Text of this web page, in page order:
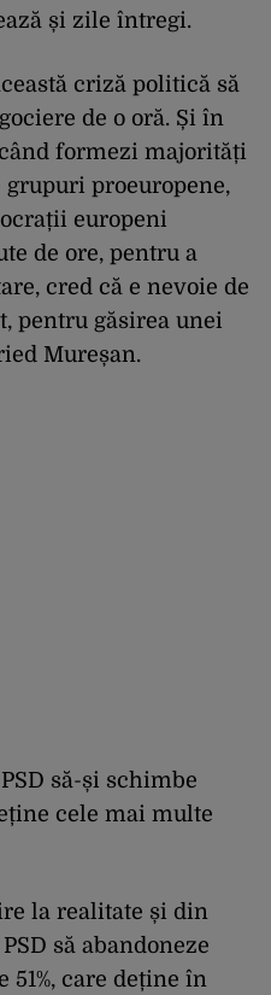
și zile întregi.
criză politică să
de o oră. Și în
formezi majorități
proeuropene,
europeni
de ore, pentru a
cred că e nevoie de
pentru găsirea unei
Mureșan.
să-și schimbe
cele mai multe
la realitate și din
să abandoneze
care deține în